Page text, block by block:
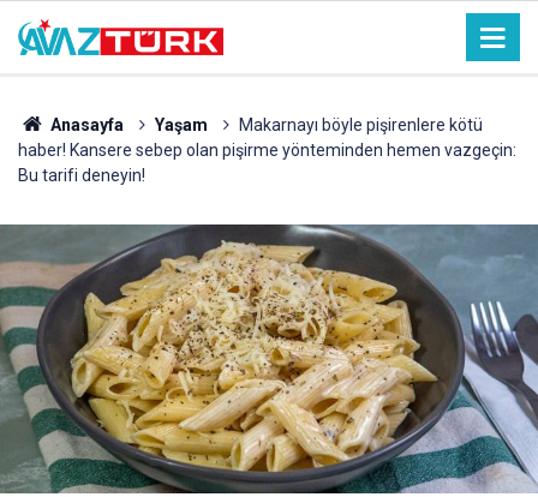
Anasayfa Yaşam
Makarnayı böyle pişirenlere kötü
haber! Kansere sebep olan pişirme yönteminden hemen vazgeçin:
Bu tarifi deneyin!